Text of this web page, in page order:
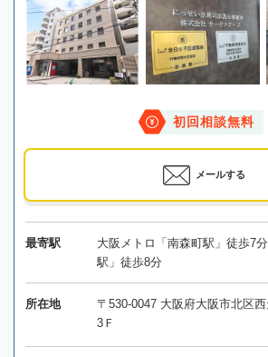
初回相談無料
メールする
最寄駅
大阪メトロ「南森町駅」徒歩7
駅」徒歩8分
所在地
〒530-0047 大阪府大阪市北区
3Ｆ